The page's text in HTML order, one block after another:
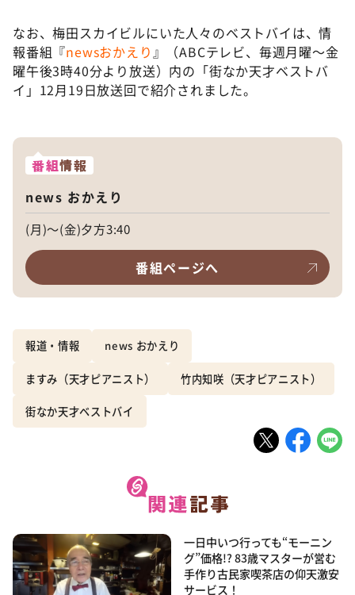
なお、梅田スカイビルにいた人々のベストバイは、情
報番組『newsおかえり』（ABCテレビ、毎週月曜～金
曜午後3時40分より放送）内の「街なか天才ベストバ
イ」12月19日放送回で紹介されました。
番組情報
news おかえり
(月)～(金)夕方3:40
番組ページへ
報道・情報 news おかえり
ますみ（天才ピアニスト） 竹内知咲（天才ピアニスト）
街なか天才ベストバイ
一日中いつ行っても“モーニン
グ”価格!? 83歳マスターが営む
手作り古民家喫茶店の仰天激安
サービス！